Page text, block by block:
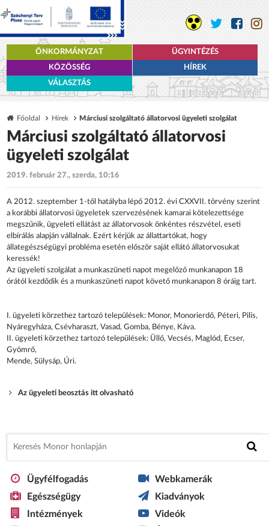
ÖNKORMÁNYZAT
ÜGYINTÉZÉS
KÖZÖSSÉG
HÍREK
VÁLASZTÁS
Főoldal Hírek Márciusi szolgáltató állatorvosi ügyeleti szolgálat
Márciusi szolgáltató állatorvosi
ügyeleti szolgálat
2019. február 27., szerda, 10:16
A 2012. szeptember 1-től hatályba lépő 2012. évi CXXVII. törvény szerint
a korábbi állatorvosi ügyeletek szervezésének kamarai kötelezettsége
megszűnik, ügyeleti ellátást az állatorvosok önkéntes részvétel, eseti
elbírálás alapján vállalnak. Ezért kérjük az állattartókat, hogy
állategészségügyi probléma esetén először saját ellátó állatorvosukat
keressék!
Az ügyeleti szolgálat a munkaszüneti napot megelőző munkanapon 18
órától kezdődik és a munkaszüneti napot követő munkanapon 8 óráig tart.
I. ügyeleti körzethez tartozó települések: Monor, Monorierdő, Péteri, Pilis,
Nyáregyháza, Csévharaszt, Vasad, Gomba, Bénye, Káva.
II. ügyeleti körzethez tartozó települések: Üllő, Vecsés, Maglód, Ecser,
Gyömrő,
Mende, Sülysáp, Úri.
Az ügyeleti beosztás itt olvasható
Ügyfélfogadás
Egészségügy
Intézmények
Webkamerák
Kiadványok
Videók